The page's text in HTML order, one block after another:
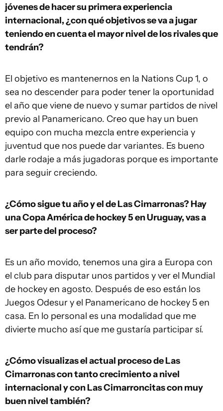
jóvenes de hacer su primera experiencia
internacional, ¿con qué objetivos se va a jugar
teniendo en cuenta el mayor nivel de los rivales que
tendrán?
El objetivo es mantenernos en la Nations Cup 1, o
sea no descender para poder tener la oportunidad
el año que viene de nuevo y sumar partidos de nivel
previo al Panamericano. Creo que hay un buen
equipo con mucha mezcla entre experiencia y
juventud que nos puede dar variantes. Es bueno
darle rodaje a más jugadoras porque es importante
para seguir creciendo.
¿Cómo sigue tu año y el de Las Cimarronas? Hay
una Copa América de hockey 5 en Uruguay, vas a
ser parte del proceso?
Es un año movido, tenemos una gira a Europa con
el club para disputar unos partidos y ver el Mundial
de hockey en agosto. Después de eso están los
Juegos Odesur y el Panamericano de hockey 5 en
casa. En lo personal es una modalidad que me
divierte mucho así que me gustaría participar sí.
¿Cómo visualizas el actual proceso de Las
Cimarronas con tanto crecimiento a nivel
internacional y con Las Cimarroncitas con muy
buen nivel también?